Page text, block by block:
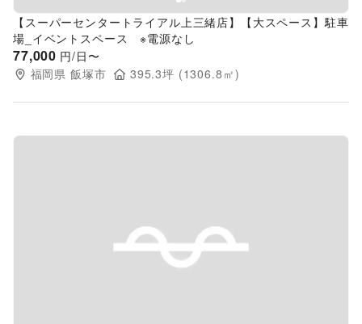
【スーパーセンタートライアル上三緒店】【大スペース】駐車
場_イベントスペース ※電源なし
77,000 円/日〜
福岡県 飯塚市 395.3坪 (1306.8 ㎡)
Previous slide